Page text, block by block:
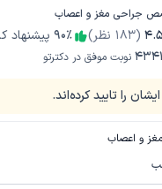
جراحی مغز و اعصاب
4.5
(
183 نظر) 90٪
پیشنهاد
4341 نوبت موفق در دکترتو
را تایید کرده‌اند.
و اعصاب